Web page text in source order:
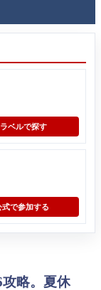
ベルで探す
式で参加する
略。夏休